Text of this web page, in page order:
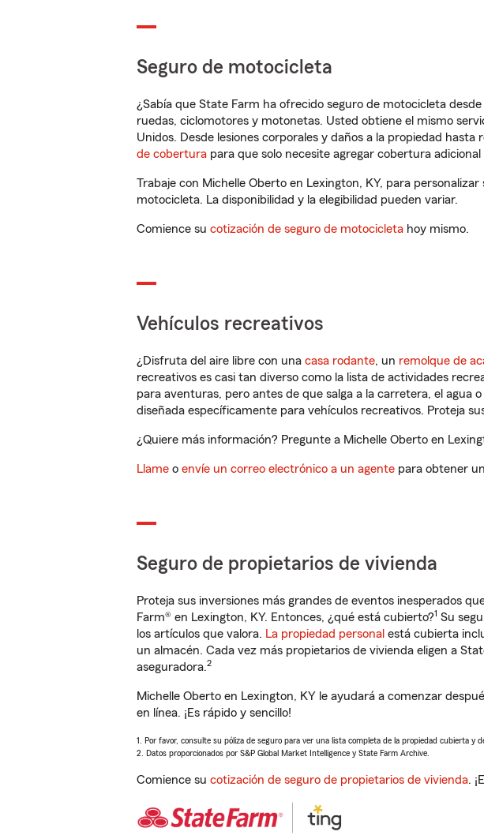
Seguro de motocicleta
¿Sabía que State Farm ha ofrecido seguro de motocicleta
ruedas, ciclomotores y motonetas. Usted obtiene el mismo
Unidos. Desde lesiones corporales y daños a la propiedad
de cobertura para que solo necesite agregar cobertura adicional
Trabaje con Michelle Oberto en Lexington, KY, para
motocicleta. La disponibilidad y la elegibilidad pueden variar.
Comience su cotización de seguro de motocicleta hoy mismo.
Vehículos recreativos
¿Disfruta del aire libre con una casa rodante, un remolque de
recreativos es casi tan diverso como la lista de actividades
para aventuras, pero antes de que salga a la carretera, el agua
diseñada específicamente para vehículos recreativos. Proteja
¿Quiere más información? Pregunte a Michelle Oberto en
Llame o envíe un correo electrónico a un agente para obtener
Seguro de propietarios de vivienda
Proteja sus inversiones más grandes de eventos inesperados
Farm® en Lexington, KY. Entonces, ¿qué está cubierto?1 Su
los artículos que valora. La propiedad personal está cubierta
un almacén. Cada vez más propietarios de vivienda eligen a
aseguradora.2
Michelle Oberto en Lexington, KY le ayudará a comenzar
en línea. ¡Es rápido y sencillo!
1. Por favor, consulte su póliza de seguro para ver una lista completa de la propiedad cubierta y
2. Datos proporcionados por S&P Global Market Intelligence y State Farm Archive.
Comience su cotización de seguro de propietarios de vivienda.